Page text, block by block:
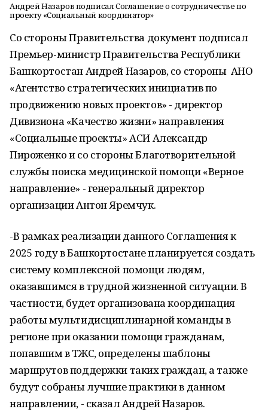
Андрей Назаров подписал Соглашение о сотрудничестве по
проекту «Социальный координатор»
Со стороны Правительства документ подписал
Премьер-министр Правительства Республики
Башкортостан Андрей Назаров, со стороны АНО
«Агентство стратегических инициатив по
продвижению новых проектов» - директор
Дивизиона «Качество жизни» направления
«Социальные проекты» АСИ Александр
Пироженко и со стороны Благотворительной
службы поиска медицинской помощи «Верное
направление» - генеральный директор
организации Антон Яремчук.
-В рамках реализации данного Соглашения к
2025 году в Башкортостане планируется создать
систему комплексной помощи людям,
оказавшимся в трудной жизненной ситуации. В
частности, будет организована координация
работы мультидисциплинарной команды в
регионе при оказании помощи гражданам,
попавшим в ТЖС, определены шаблоны
маршрутов поддержки таких граждан, а также
будут собраны лучшие практики в данном
направлении, - сказал Андрей Назаров.